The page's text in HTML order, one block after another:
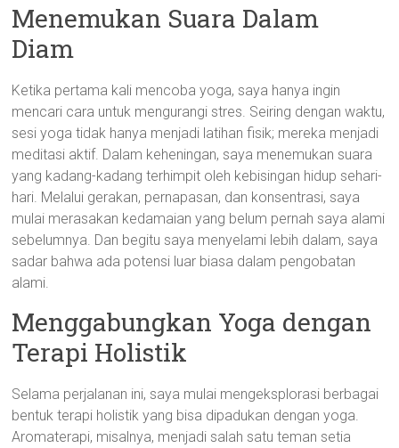
Menemukan Suara Dalam
Diam
Ketika pertama kali mencoba yoga, saya hanya ingin
mencari cara untuk mengurangi stres. Seiring dengan waktu,
sesi yoga tidak hanya menjadi latihan fisik; mereka menjadi
meditasi aktif. Dalam keheningan, saya menemukan suara
yang kadang-kadang terhimpit oleh kebisingan hidup sehari-
hari. Melalui gerakan, pernapasan, dan konsentrasi, saya
mulai merasakan kedamaian yang belum pernah saya alami
sebelumnya. Dan begitu saya menyelami lebih dalam, saya
sadar bahwa ada potensi luar biasa dalam pengobatan
alami.
Menggabungkan Yoga dengan
Terapi Holistik
Selama perjalanan ini, saya mulai mengeksplorasi berbagai
bentuk terapi holistik yang bisa dipadukan dengan yoga.
Aromaterapi, misalnya, menjadi salah satu teman setia